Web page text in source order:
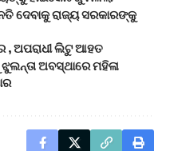
ଦେବାକୁ ରାଜ୍ୟ ସରକାରଙ୍କୁ
, ଅପରାଧୀ ଲିଟୁ ଆହତ
ଅବସ୍ଥାରେ ମହିଳା